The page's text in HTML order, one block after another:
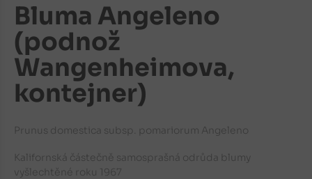
Bluma Angeleno
(podnož
Wangenheimova,
kontejner)
Prunus domestica subsp. pomariorum Angeleno
Kalifornská částečně samosprašná odrůda blumy
vyšlechtěné roku 1967